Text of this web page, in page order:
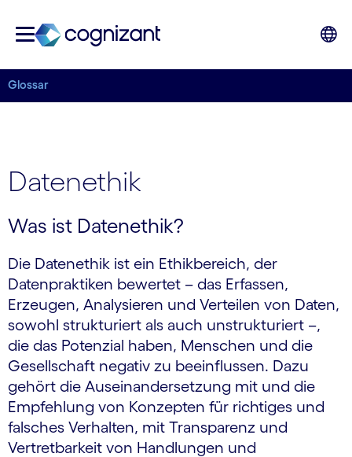
Glossar
Datenethik
Was ist Datenethik?
Die Datenethik ist ein Ethikbereich, der
Datenpraktiken bewertet – das Erfassen,
Erzeugen, Analysieren und Verteilen von Daten,
sowohl strukturiert als auch unstrukturiert –,
die das Potenzial haben, Menschen und die
Gesellschaft negativ zu beeinflussen. Dazu
gehört die Auseinandersetzung mit und die
Empfehlung von Konzepten für richtiges und
falsches Verhalten, mit Transparenz und
Vertretbarkeit von Handlungen und